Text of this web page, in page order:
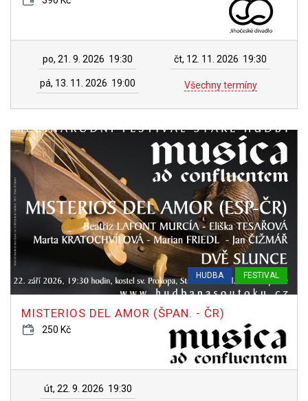
po, 21. 9. 2026 19:30 čt, 12. 11. 2026 19:30
pá, 13. 11. 2026 19:00 Všechny termíny
HUDBA FESTIVAL
MISTERIOS DEL AMOR (ŠPAN. - ČR)
250 Kč
út, 22. 9. 2026 19:30